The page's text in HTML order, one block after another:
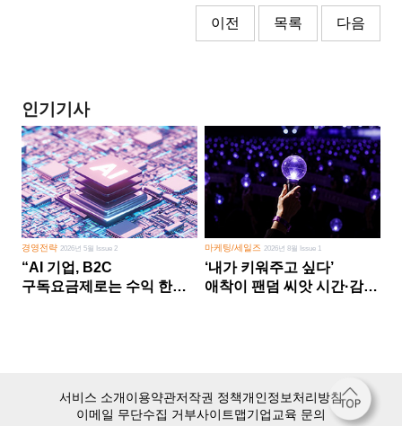
이전 목록 다음
인기기사
경영전략 2026년 5월 Issue 2
“AI 기업, B2C
구독요금제로는 수익 한계
마케팅/세일즈 2026년 8월 Issue 1
‘내가 키워주고 싶다’
애착이 팬덤 씨앗 시간·감정
서비스 소개이용약관저작권 정책개인정보처리방침
이메일 무단수집 거부사이트맵기업교육 문의